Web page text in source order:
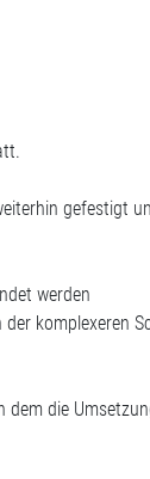
gefestigt
werden
komplexeren
die